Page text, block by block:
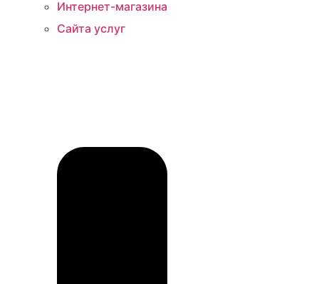
Интернет-магазина
Сайта услуг